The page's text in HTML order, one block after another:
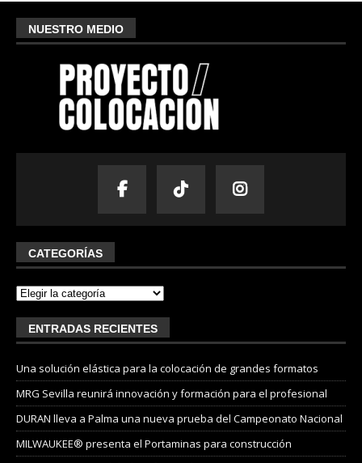
NUESTRO MEDIO
CATEGORÍAS
ENTRADAS RECIENTES
Una solución elástica para la colocación de grandes formatos
MRG Sevilla reunirá innovación y formación para el profesional
DURAN lleva a Palma una nueva prueba del Campeonato Nacional
MILWAUKEE® presenta el Portaminas para construcción